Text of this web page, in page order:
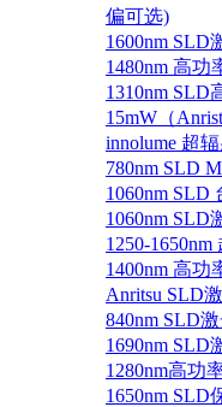
偏可选)
1600nm SLD
1480nm 高功
1310nm SLD
15mW（
innolume 超
780nm SLD
1060nm SLD
1060nm SLD
1250-
1400nm 高功
Anritsu SLD
840nm SLD
1690nm SLD
1280nm高功
1650nm SLD